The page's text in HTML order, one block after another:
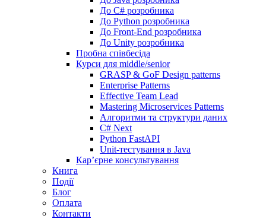
До C# розробника
До Python розробника
До Front-End розробника
До Unity розробника
Пробна співбесіда
Курси для middle/senior
GRASP & GoF Design patterns
Enterprise Patterns
Effective Team Lead
Mastering Microservices Patterns
Алгоритми та структури даних
C# Next
Python FastAPI
Unit-тестування в Java
Кар’єрне консультування
Книга
Події
Блог
Оплата
Контакти